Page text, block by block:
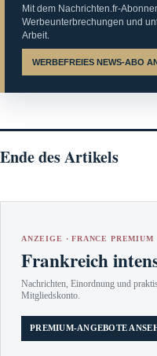
Mit dem Nachrichten.fr-
Werbeunterbrechungen und
Arbeit.
WERBEFREIES NEWS-ABO
Ende des Artikels
ANZEIGE · FRANCE PREMIUM
Frankreich
Nachrichten, Einordnung und
Mitgliedskonto.
PREMIUM-ANGEBOTE